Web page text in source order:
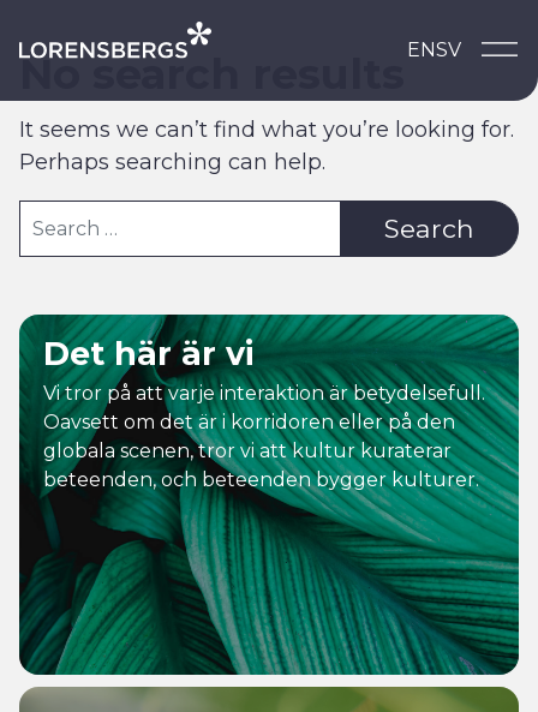
Main Navigation ENSV
No search results
It seems we can’t find what you’re looking for.
Perhaps searching can help.
Search for:
Det här är vi
Vi tror på att varje interaktion är betydelsefull.
Oavsett om det är i korridoren eller på den
globala scenen, tror vi att kultur kuraterar
beteenden, och beteenden bygger kulturer.